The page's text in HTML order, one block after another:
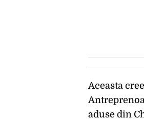
Aceasta
aduse din